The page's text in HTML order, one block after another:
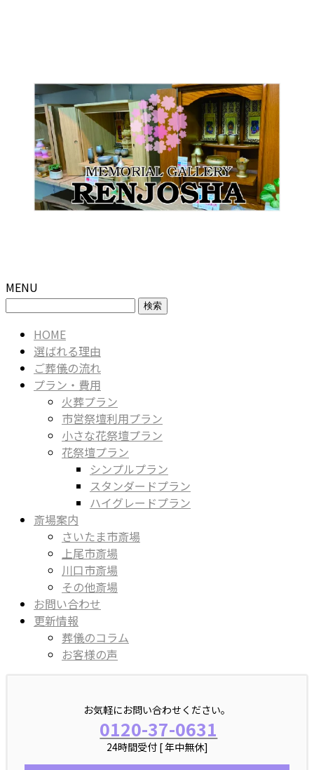
MENU
検
HOME
選ばれる理由
ご葬儀の流れ
プラン・費用
火葬プラン
市営祭壇利用プラン
小さな花祭壇プラン
花祭壇プラン
シンプルプラン
スタンダードプラン
ハイグレードプラン
斎場案内
さいたま市斎場
上尾市斎場
川口市斎場
その他斎場
お問い合わせ
更新情報
葬儀のコラム
お客様の声
お気軽にお問い合わせください。
0120-37-0631
24時間受付 [ 年中無休]